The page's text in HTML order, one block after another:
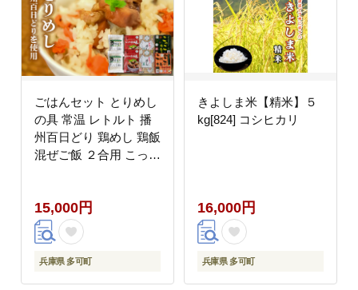
ごはんセット とりめし
の具 常温 レトルト 播
州百日どり 鶏めし 鶏飯
混ぜご飯 ２合用 こっこ
味 温めるだけ とりつま
味 缶詰 湯煎 レンジで
チン おつまみ アウトド
ア 保存食 清流米 コシ
15,000円
兵庫県 多可町
きよしま米【精米】５
kg[824] コシヒカリ
16,000円
兵庫県 多可町